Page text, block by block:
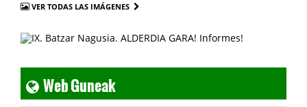
VER TODAS LAS IMÁGENES
Web Guneak